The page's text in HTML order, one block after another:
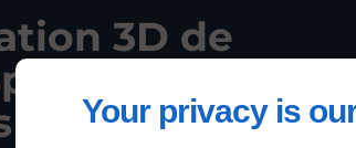
Your privacy is
3D de
intérieur à